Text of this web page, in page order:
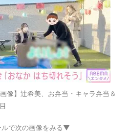
画像】辻希美、お弁当・キャラ弁当＆
で次の画像をみる▼